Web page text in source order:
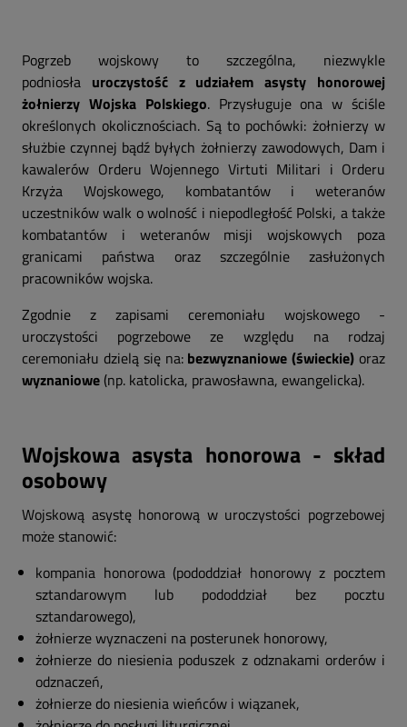
Pogrzeb wojskowy to szczególna, niezwykle
podniosła uroczystość z udziałem asysty honorowej
żołnierzy Wojska Polskiego. Przysługuje ona w ściśle
określonych okolicznościach. Są to pochówki: żołnierzy w
służbie czynnej bądź byłych żołnierzy zawodowych, Dam i
kawalerów Orderu Wojennego Virtuti Militari i Orderu
Krzyża Wojskowego, kombatantów i weteranów
uczestników walk o wolność i niepodległość Polski, a także
kombatantów i weteranów misji wojskowych poza
granicami państwa oraz szczególnie zasłużonych
pracowników wojska.
Zgodnie z zapisami ceremoniału wojskowego -
uroczystości pogrzebowe ze względu na rodzaj
ceremoniału dzielą się na: bezwyznaniowe (świeckie) oraz
wyznaniowe (np. katolicka, prawosławna, ewangelicka).
Wojskowa asysta honorowa - skład
osobowy
Wojskową asystę honorową w uroczystości pogrzebowej
może stanowić:
kompania honorowa (pododdział honorowy z pocztem
sztandarowym lub pododdział bez pocztu
sztandarowego),
żołnierze wyznaczeni na posterunek honorowy,
żołnierze do niesienia poduszek z odznakami orderów i
odznaczeń,
żołnierze do niesienia wieńców i wiązanek,